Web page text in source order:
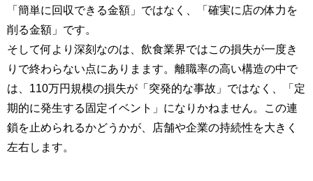
「簡単に回収できる金額」ではなく、「確実に店の体力を
削る金額」です。
そして何より深刻なのは、飲食業界ではこの損失が一度き
りで終わらない点にありまます。離職率の高い構造の中で
は、110万円規模の損失が「突発的な事故」ではなく、「定
期的に発生する固定イベント」になりかねません。この連
鎖を止められるかどうかが、店舗や企業の持続性を大きく
左右します。